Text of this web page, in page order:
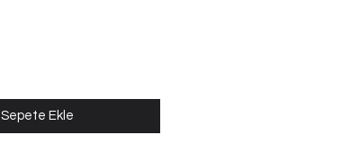
Sepete Ekle